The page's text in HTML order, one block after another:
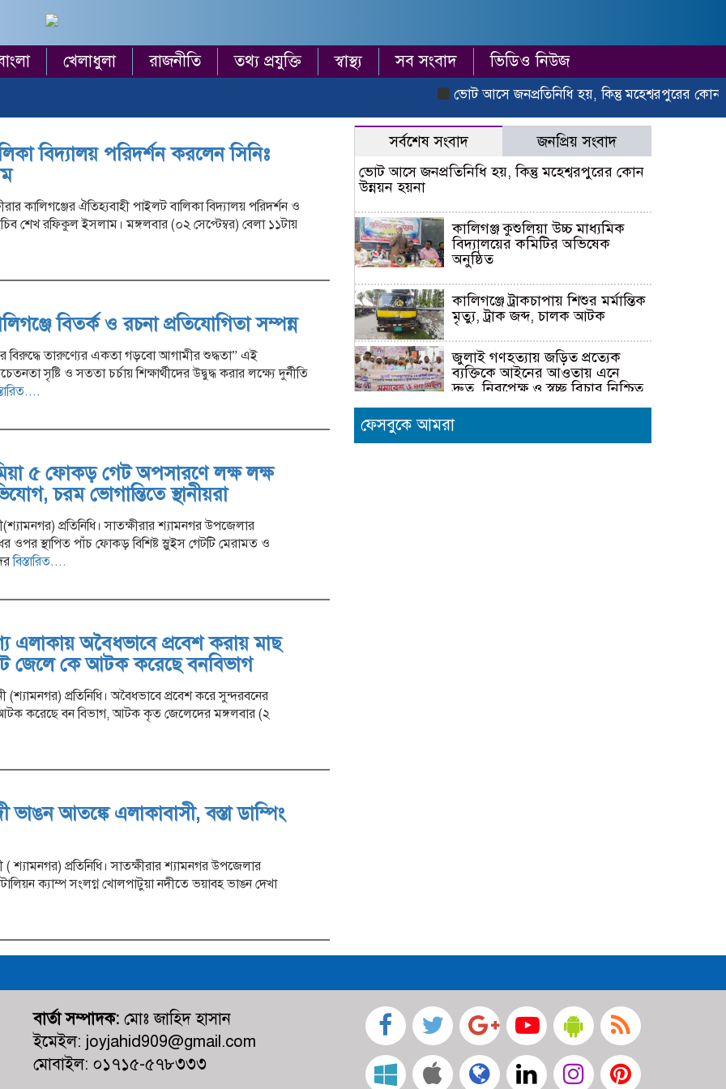
খেলাধুলা রাজনীতি তথ্য প্রযুক্তি স্বাস্থ্য সব সংবাদ ভিডিও নিউজ
ভোট আসে জনপ্রতিনিধি হয়, কিন্তু মহেশ্বরপুরের কোন
বিদ্যালয় পরিদর্শন করলেন সিনিঃ
কালিগঞ্জের ঐতিহ্যবাহী পাইলট বালিকা বিদ্যালয় পরিদর্শন ও
শেখ রফিকুল ইসলাম। মঙ্গলবার (০২ সেপ্টেম্বর) বেলা ১১টায়
বিতর্ক ও রচনা প্রতিযোগিতা সম্পন্ন
বিরুদ্ধে তারুণ্যের একতা গড়বো আগামীর শুদ্ধতা” এই
সৃষ্টি ও সততা চর্চায় শিক্ষার্থীদের উদ্বুদ্ধ করার লক্ষ্যে দুর্নীতি
৫ ফোকড় গেট অপসারণে লক্ষ লক্ষ
চরম ভোগান্তিতে স্থানীয়রা
প্রতিনিধি। সাতক্ষীরার শ্যামনগর উপজেলার
ওপর স্থাপিত পাঁচ ফোকড় বিশিষ্ট স্লুইস গেটটি মেরামত ও
বিস্তারিত....
এলাকায় অবৈধভাবে প্রবেশ করায় মাছ
জেলে কে আটক করেছে বনবিভাগ
প্রতিনিধি। অবৈধভাবে প্রবেশ করে সুন্দরবনের
করেছে বন বিভাগ, আটক কৃত জেলেদের মঙ্গলবার (২
ভাঙন আতঙ্কে এলাকাবাসী, বস্তা ডাম্পিং
প্রতিনিধি। সাতক্ষীরার শ্যামনগর উপজেলার
ক্যাম্প সংলগ্ন খোলপাটুয়া নদীতে ভয়াবহ ভাঙন দেখা
সর্বশেষ সংবাদ জনপ্রিয় সংবাদ
ভোট আসে জনপ্রতিনিধি হয়, কিন্তু মহেশ্বরপুরের কোন
উন্নয়ন হয়না
কালিগঞ্জ কুশুলিয়া উচ্চ মাধ্যমিক
বিদ্যালয়ের কমিটির অভিষেক
অনুষ্ঠিত
কালিগঞ্জে ট্রাকচাপায় শিশুর মর্মান্তিক
মৃত্যু, ট্রাক জব্দ, চালক আটক
জুলাই গণহত্যায় জড়িত প্রত্যেক
ব্যক্তিকে আইনের আওতায় এনে
দ্রুত, নিরপেক্ষ ও স্বচ্ছ বিচার নিশ্চিত
করতে হবে- মাহবুবুল আলম
দেবহাটায় বিএনপির আয়োজনে
ফেসবুকে আমরা
বার্তা সম্পাদক:মোঃ জাহিদ হাসান
ইমেইল: joyjahid909@gmail.com
মোবাইল: ০১৭১৫-৫৭৮৩৩৩